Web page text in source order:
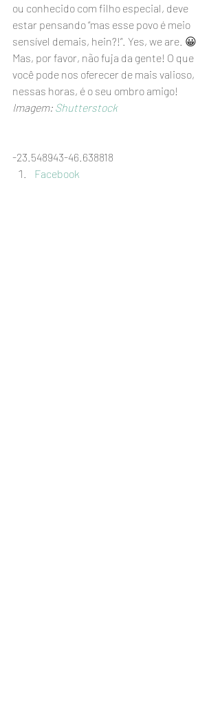
ou conhecido com filho especial, deve
estar pensando “mas esse povo é meio
sensível demais, hein?!”. Yes, we are. 😀
Mas, por favor, não fuja da gente! O que
você pode nos oferecer de mais valioso,
nessas horas, é o seu ombro amigo!
Imagem: Shutterstock
-23.548943-46.638818
Facebook